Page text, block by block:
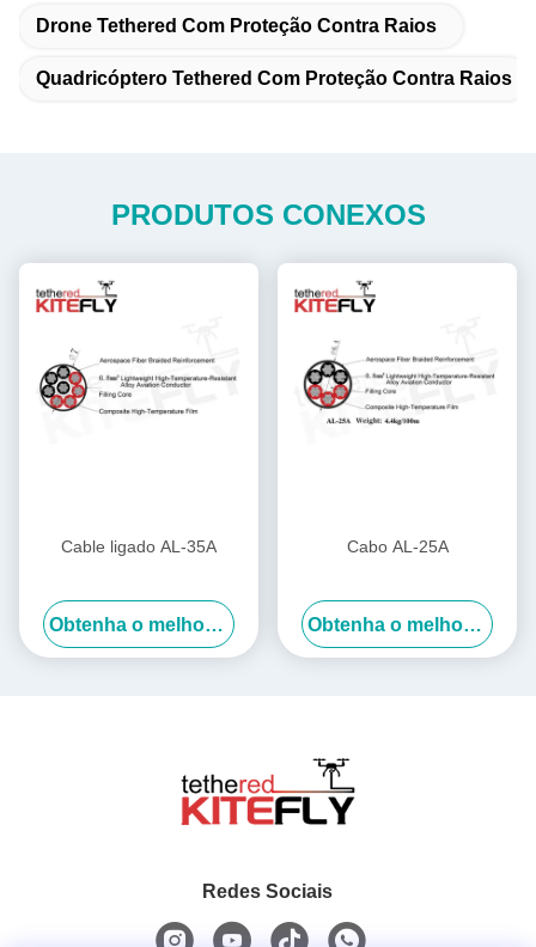
Drone Tethered Com Proteção Contra Raios
Quadricóptero Tethered Com Proteção Contra Raios
PRODUTOS CONEXOS
Cable ligado AL-35A
Obtenha o melhor preço
Cabo AL-25A
Obtenha o melhor preço
Redes Sociais